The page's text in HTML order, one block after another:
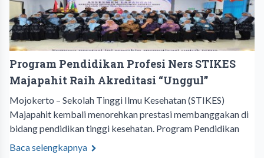
Program Pendidikan Profesi Ners STIKES
Majapahit Raih Akreditasi “Unggul”
Mojokerto – Sekolah Tinggi Ilmu Kesehatan (STIKES)
Majapahit kembali menorehkan prestasi membanggakan di
bidang pendidikan tinggi kesehatan. Program Pendidikan
Baca selengkapnya